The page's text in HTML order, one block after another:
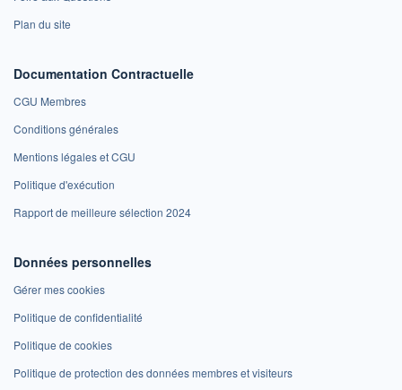
Plan du site
Documentation Contractuelle
CGU Membres
Conditions générales
Mentions légales et CGU
Politique d'exécution
Rapport de meilleure sélection 2024
Données personnelles
Gérer mes cookies
Politique de confidentialité
Politique de cookies
Politique de protection des données membres et visiteurs